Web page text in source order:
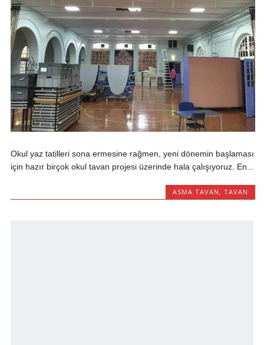
Okul yaz tatilleri sona ermesine rağmen, yeni dönemin başlaması
için hazır birçok okul tavan projesi üzerinde hala çalışıyoruz. En...
ASMA TAVAN , TAVAN